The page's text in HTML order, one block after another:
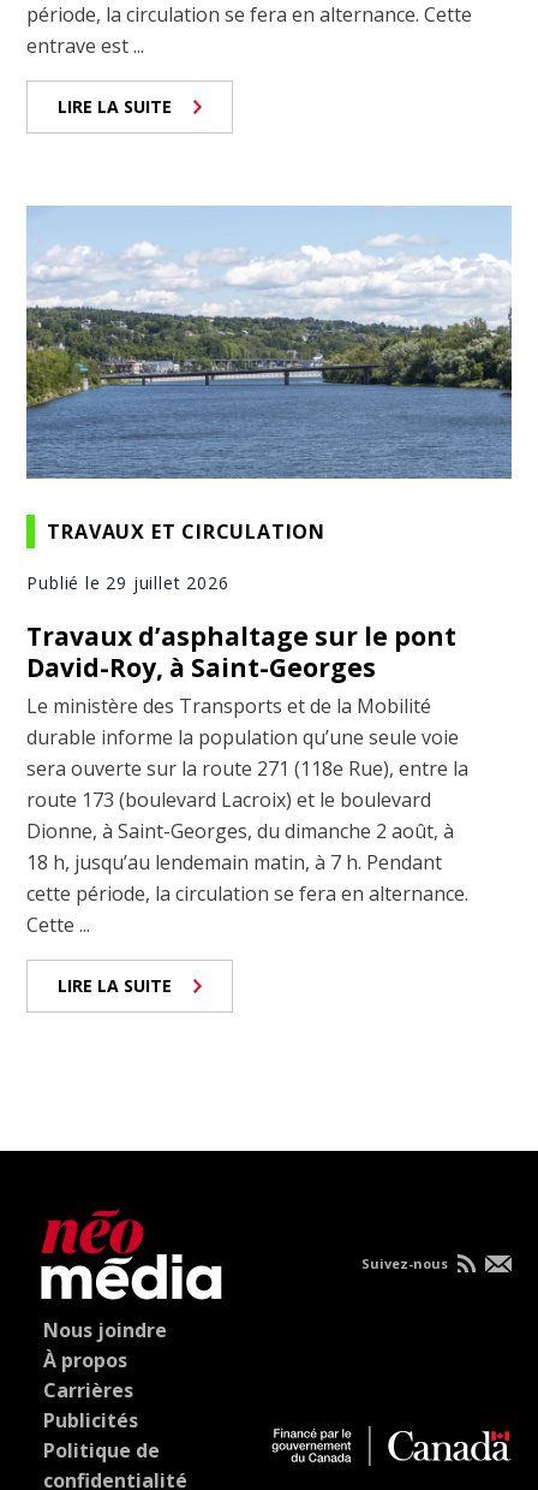
période, la circulation se fera en alternance. Cette
entrave est ...
LIRE LA SUITE
TRAVAUX ET CIRCULATION
Publié le 29 juillet 2026
Travaux d’asphaltage sur le pont
David-Roy, à Saint-Georges
Le ministère des Transports et de la Mobilité
durable informe la population qu’une seule voie
sera ouverte sur la route 271 (118e Rue), entre la
route 173 (boulevard Lacroix) et le boulevard
Dionne, à Saint-Georges, du dimanche 2 août, à
18 h, jusqu’au lendemain matin, à 7 h. Pendant
cette période, la circulation se fera en alternance.
Cette ...
LIRE LA SUITE
Nous joindre
À propos
Carrières
Publicités
Politique de
confidentialité
Suivez-nous